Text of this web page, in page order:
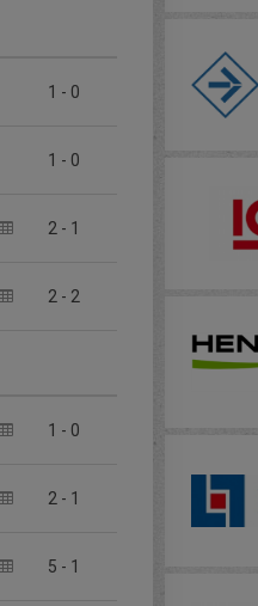
1 - 0
1 - 0
2 - 1
2 - 2
1 - 0
2 - 1
5 - 1